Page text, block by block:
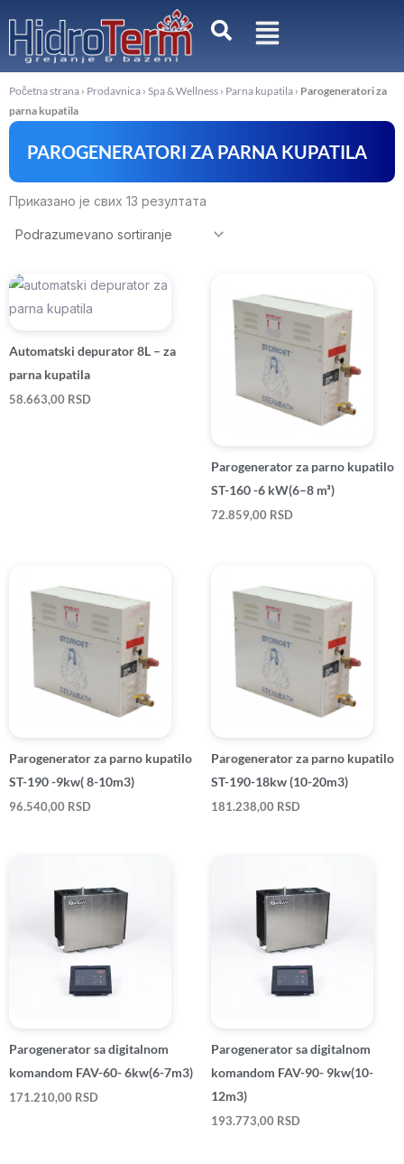
sadržaj
Početna strana › Prodavnica › Spa & Wellness › Parna kupatila › Parogeneratori za
parna kupatila
PAROGENERATORI ZA PARNA KUPATILA
Приказано је свих 13 резултата
Automatski depurator 8L – za
parna kupatila
58.663,00 RSD
Parogenerator za parno kupatilo
ST-160 -6 kW(6–8 m³)
72.859,00 RSD
Parogenerator za parno kupatilo
ST-190 -9kw( 8-10m3)
96.540,00 RSD
Parogenerator za parno kupatilo
ST-190-18kw (10-20m3)
181.238,00 RSD
Parogenerator sa digitalnom
komandom FAV-60- 6kw(6-7m3)
171.210,00 RSD
Parogenerator sa digitalnom
komandom FAV-90- 9kw(10-
12m3)
193.773,00 RSD